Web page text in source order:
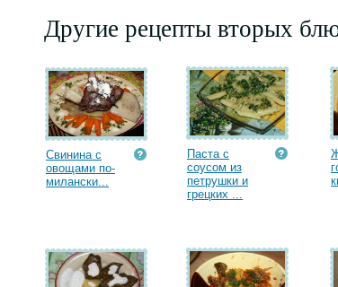
Другие рецепты вторых
Свинина с
овощами по-
милански...
Паста с
соусом из
петрушки и
грецких ...